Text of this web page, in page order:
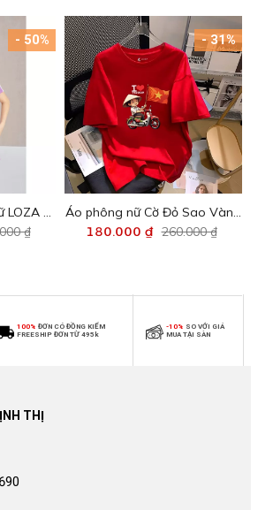
- 50%
cộc tay
₫
G0258
- 31%
Áo phông nữ Cờ Đỏ Sao Vàng
Việt nam chất liệu thun cotton
180.000 ₫ 260.000 ₫
100% ĐƠN CÓ ĐỒNG KIỂM
FREESHIP ĐƠN TỪ 495k
-10% SO VỚI GIÁ
MUA TẠI SÀN
THỊ